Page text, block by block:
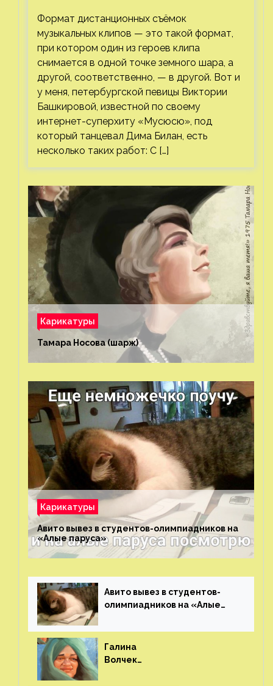
Формат дистанционных съёмок
музыкальных клипов — это такой формат,
при котором один из героев клипа
снимается в одной точке земного шара, а
другой, соответственно, — в другой. Вот и
у меня, петербургской певицы Виктории
Башкировой, известной по своему
интернет-суперхиту «Мусюсю», под
который танцевал Дима Билан, есть
несколько таких работ: С […]
Карикатуры
Тамара Носова (шарж)⁠⁠
Карикатуры
Авито вывез в студентов-олимпиадников на
«Алые паруса»⁠⁠
Авито вывез в студентов-
олимпиадников на «Алые
Галина
Волчек